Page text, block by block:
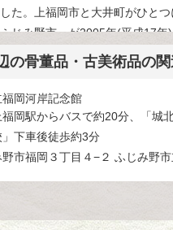
た。上福岡市と大井町がひとつ
じみ野市」が2005年(平成17年
した。
郷土資料館は、ふじみ野市域の
史、考古分野の展示を行う博物
設された複合施設です。常設展
、旧石器時代からの他地域との
物流や人の動きで繁栄した大
の骨董品・古美術品の
岡河岸記念館
岡駅からバスで約20分、「城
下車後徒歩約3分
市福岡３丁目４−２ ふじみ野市
の景観重要建造物に指定され